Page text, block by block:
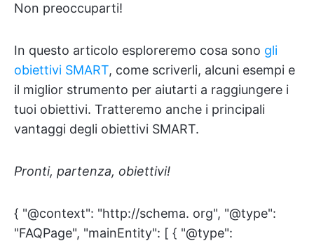
Non preoccuparti!
In questo articolo esploreremo cosa sono gli
obiettivi SMART, come scriverli, alcuni esempi e
il miglior strumento per aiutarti a raggiungere i
tuoi obiettivi. Tratteremo anche i principali
vantaggi degli obiettivi SMART.
Pronti, partenza, obiettivi!
{ "@context": "http://schema. org", "@type":
"FAQPage", "mainEntity": [ { "@type":